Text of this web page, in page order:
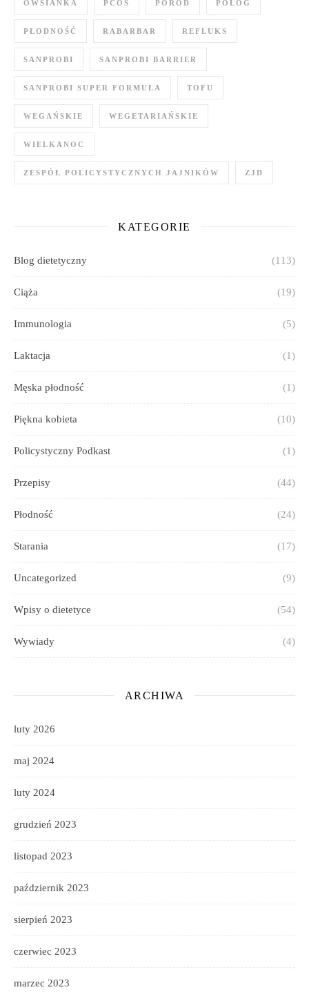
OWSIANKA PCOS PORÓD POŁÓG
PŁODNOŚĆ RABARBAR REFLUKS
SANPROBI SANPROBI BARRIER
SANPROBI SUPER FORMUŁA TOFU
WEGAŃSKIE WEGETARIAŃSKIE
WIELKANOC
ZESPÓŁ POLICYSTYCZNYCH JAJNIKÓW ZJD
KATEGORIE
Blog dietetyczny (113)
Ciąża (19)
Immunologia (5)
Laktacja (1)
Męska płodność (1)
Piękna kobieta (10)
Policystyczny Podkast (1)
Przepisy (44)
Płodność (24)
Starania (17)
Uncategorized (9)
Wpisy o dietetyce (54)
Wywiady (4)
ARCHIWA
luty 2026
maj 2024
luty 2024
grudzień 2023
listopad 2023
październik 2023
sierpień 2023
czerwiec 2023
marzec 2023